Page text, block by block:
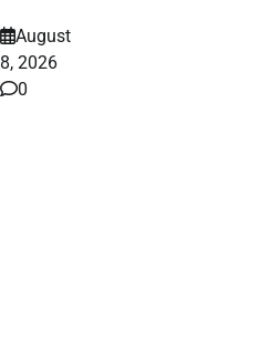
August
8, 2026
0